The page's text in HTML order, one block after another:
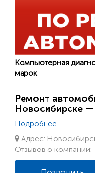
Компьютерная
марок
Ремонт
Новосибирске —
Подробнее
Адрес:
Отзывов о компании: